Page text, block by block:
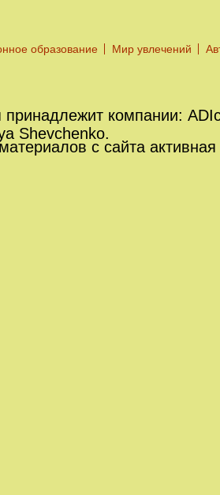
образование Мир увлечений
компании:
Shevchenko.
с сайта